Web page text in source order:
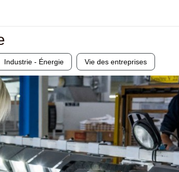
Industrie - Énergie Vie des entreprises